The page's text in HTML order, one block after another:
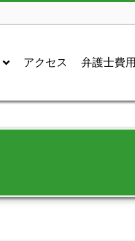
アクセス 弁護士費用